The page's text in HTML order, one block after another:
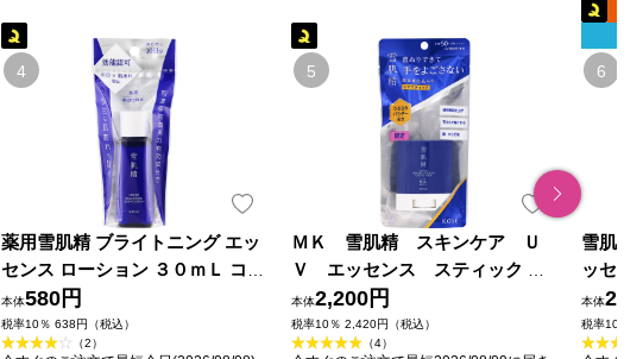
薬用雪肌精 ブライトニング エッ
センス ローション ３０ｍＬ コー
セー (医薬部外品)
本体580円
税率10％ 638円（税込）
（2）
ＭＫ 雪肌精 スキンケア Ｕ
Ｖ エッセンス スティック ２
０ｇ コーセー
本体2,200円
税率10％ 2,420円（税込）
（4）
雪肌
ッセ
ーセー
本体
税率10％